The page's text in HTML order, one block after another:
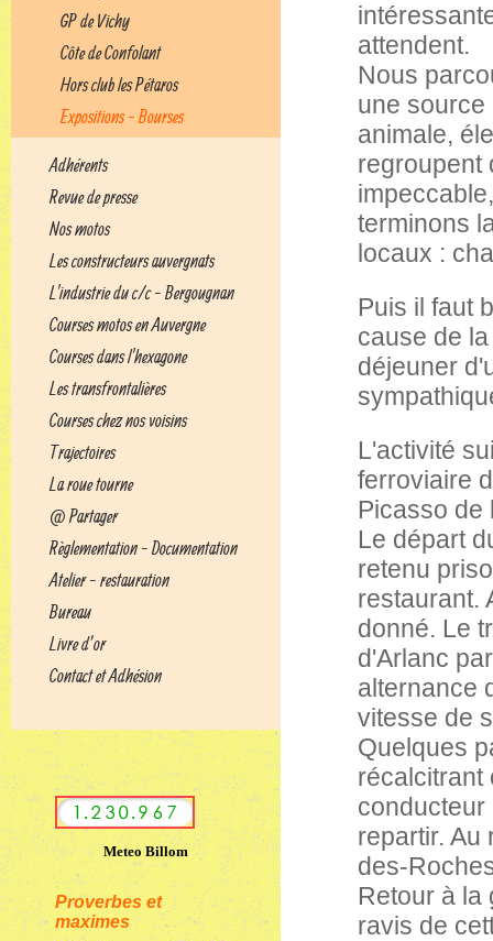
GP de Vichy
Côte de Confolant
Hors club les Pétaros
Expositions - Bourses
Adhérents
Revue de presse
Nos motos
Les constructeurs auvergnats
L'industrie du c/c - Bergougnan
Courses motos en Auvergne
Courses dans l'hexagone
Les transfrontalières
Courses chez nos voisins
Trajectoires
La roue tourne
@ Partager
Règlementation - Documentation
Atelier - restauration
Bureau
Livre d’or
Contact et Adhésion
Meteo Billom
Proverbes et
maximes
attendent.
Nous
une source
animale,
regroupent
terminons
locaux :
Puis il faut
cause de
déjeuner
L'activité
ferroviaire
Picasso de
Le départ
retenu
restaurant.
donné. Le
d'Arlanc
alternance
vitesse de
Quelques
récalcitrant
conducteur
repartir. Au
des-
Retour à la
ravis de